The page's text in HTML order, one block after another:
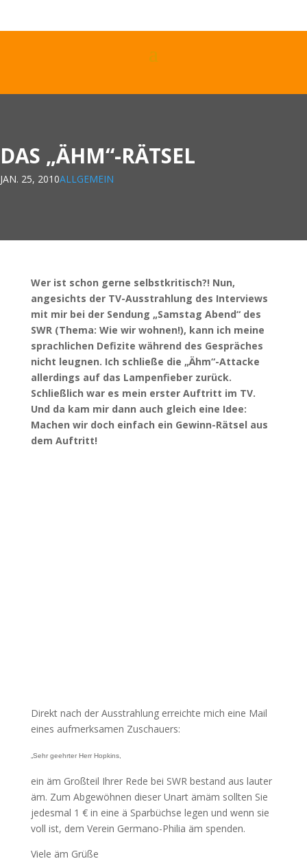
DAS „ÄHM“-RÄTSEL
JAN. 25, 2010ALLGEMEIN
Wer ist schon gerne selbstkritisch?! Nun,
angesichts der TV-Ausstrahlung des Interviews
mit mir bei der Sendung „Samstag Abend“ des
SWR (Thema: Wie wir wohnen!), kann ich meine
sprachlichen Defizite während des Gespräches
nicht leugnen. Ich schließe die „Ähm“-Attacke
allerdings auf das Lampenfieber zurück.
Schließlich war es mein erster Auftritt im TV.
Und da kam mir dann auch gleich eine Idee:
Machen wir doch einfach ein Gewinn-Rätsel aus
dem Auftritt!
Direkt nach der Ausstrahlung erreichte mich eine Mail
eines aufmerksamen Zuschauers:
„Sehr geehrter Herr Hopkins,
ein äm Großteil Ihrer Rede bei SWR bestand aus lauter
äm. Zum Abgewöhnen dieser Unart ämäm sollten Sie
jedesmal 1 € in eine ä Sparbüchse legen und wenn sie
voll ist, dem Verein Germano-Philia äm spenden.
Viele äm Grüße